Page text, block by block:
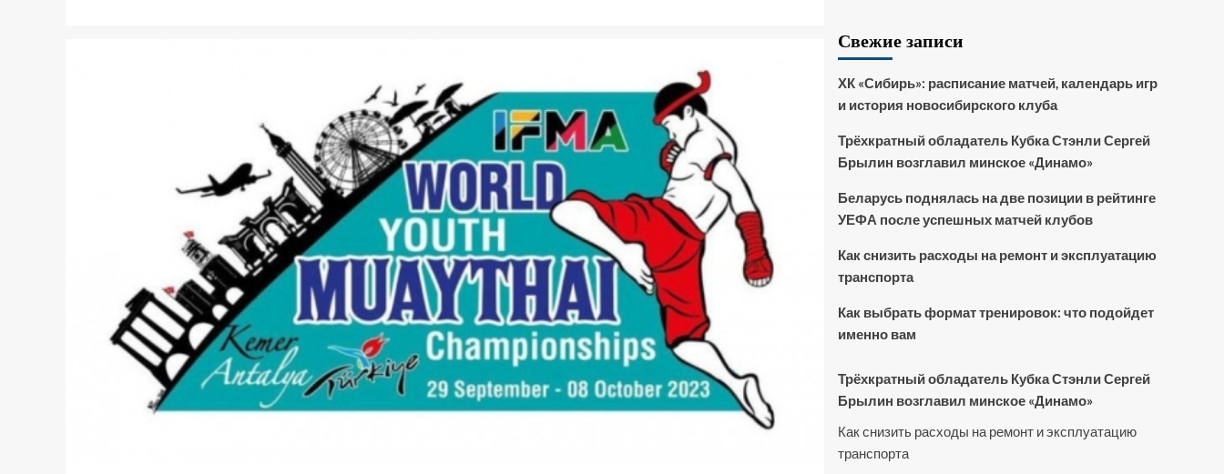
Свежие записи
ХК «Сибирь»: расписание матчей, календарь игр
и история новосибирского клуба
Трёхкратный обладатель Кубка Стэнли Сергей
Брылин возглавил минское «Динамо»
Беларусь поднялась на две позиции в рейтинге
УЕФА после успешных матчей клубов
Как снизить расходы на ремонт и эксплуатацию
транспорта
Как выбрать формат тренировок: что подойдет
именно вам
Трёхкратный обладатель Кубка Стэнли Сергей
Брылин возглавил минское «Динамо»
Как снизить расходы на ремонт и эксплуатацию
транспорта